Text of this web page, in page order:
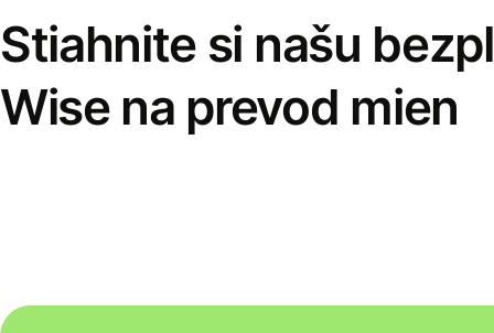
Stiahnite si našu
Wise na prevod mien